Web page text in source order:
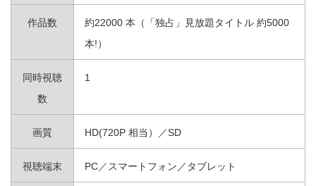
作品数
約22000 本（「独占」見放題タイトル 約5000
本!）
同時視聴
数
1
画質 HD(720P 相当）／SD
視聴端末 PC／スマートフォン／タブレット